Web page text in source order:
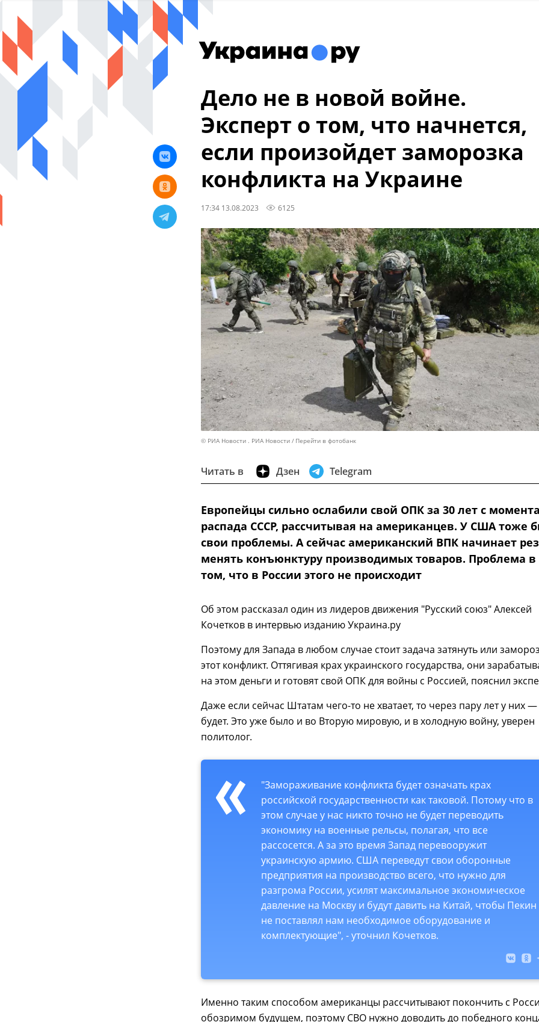
Дело не в новой войне.
Эксперт о том, что начнется,
если произойдет заморозка
конфликта на Украине
17:34 13.08.2023 6125
© РИА Новости . РИА Новости Перейти в фотобанк
Читать в Дзен Telegram
Европейцы сильно ослабили свой ОПК за 30 лет с момента
распада СССР, рассчитывая на американцев. У США тоже
свои проблемы. А сейчас американский ВПК начинает
менять конъюнктуру производимых товаров. Проблема в
том, что в России этого не происходит
Об этом рассказал один из лидеров движения "Русский союз" Алексей
Кочетков в интервью изданию Украина.ру
Поэтому для Запада в любом случае стоит задача затянуть или
этот конфликт. Оттягивая крах украинского государства, они
на этом деньги и готовят свой ОПК для войны с Россией, пояснил
Даже если сейчас Штатам чего-то не хватает, то через пару лет у них —
будет. Это уже было и во Вторую мировую, и в холодную войну, уверен
политолог.
"Замораживание конфликта будет означать крах
российской государственности как таковой. Потому что в
этом случае у нас никто точно не будет переводить
экономику на военные рельсы, полагая, что все
рассосется. А за это время Запад перевооружит
украинскую армию. США переведут свои оборонные
предприятия на производство всего, что нужно для
разгрома России, усилят максимальное экономическое
давление на Москву и будут давить на Китай, чтобы Пекин
не поставлял нам необходимое оборудование и
комплектующие", - уточнил Кочетков.
Именно таким способом американцы рассчитывают покончить с
обозримом будущем, поэтому СВО нужно доводить до победного